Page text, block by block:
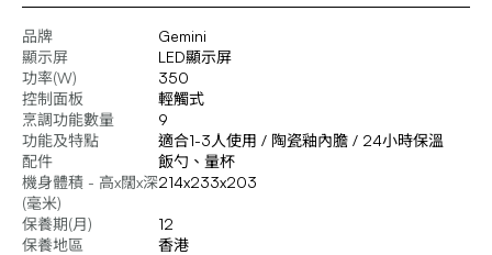
品牌
Gemini
顯示屏
LED顯示屏
功率(W)
350
控制面板
輕觸式
烹調功能數量
9
功能及特點
適合1-3人使用 / 陶瓷釉內膽 / 24小時保溫
配件
飯勺、量杯
機身體積 - 高x闊x深
(毫米)
214x233x203
保養期(月)
12
保養地區
香港